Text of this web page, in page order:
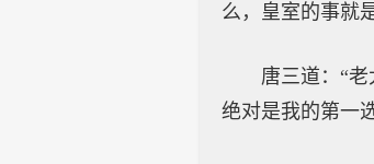
么，皇室的事就
唐三道：“
绝对是我的第一